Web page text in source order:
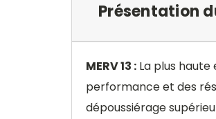
Présentation
MERV 13 : La plus haute
performance et des
dépoussiérage